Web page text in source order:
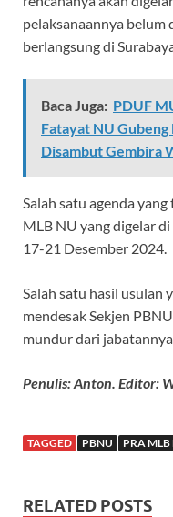
pelaksanaannya
berlangsung di
Baca Juga: PDUF
Fatayat NU
Disambut Gembira
Salah satu agenda
MLB NU yang digelar
17-21 Desember 2024.
Salah satu hasil usulan
mendesak Sekjen
mundur dari
Penulis: Anton. Editor:
TAGGED PBNU PRA MLB
RELATED POSTS